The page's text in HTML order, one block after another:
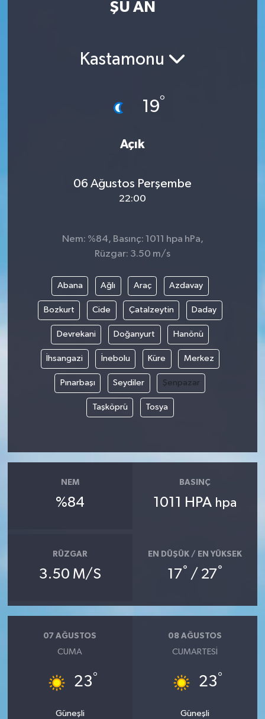
ŞU AN
Kastamonu
19°
Açık
06 Ağustos Perşembe
22:00
Nem: %84, Basınç: 1011 hpa hPa,
Rüzgar: 3.50 m/s
Abana Ağlı Araç Azdavay
Bozkurt Cide Çatalzeytin Daday
Devrekani Doğanyurt Hanönü
İhsangazi İnebolu Küre Merkez
Pınarbaşı Seydiler Şenpazar
Taşköprü Tosya
NEM
%84
BASINÇ
1011 HPA hpa
RÜZGAR
3.50 M/S
EN DÜŞÜK / EN YÜKSEK
17° / 27°
07 AĞUSTOS
CUMA
23°
Güneşli
08 AĞUSTOS
CUMARTESI
23°
Güneşli